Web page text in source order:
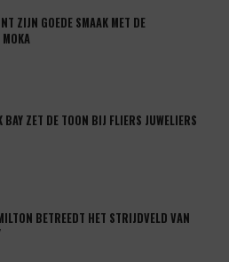
ZIJN GOEDE SMAAK MET DE
ZET DE TOON BIJ FLIERS JUWELIERS
BETREEDT HET STRIJDVELD VAN